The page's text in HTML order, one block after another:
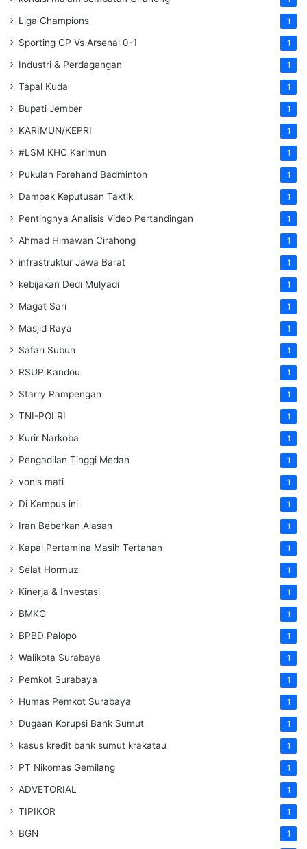
Liga Champions 1
Sporting CP Vs Arsenal 0-1 1
Industri & Perdagangan 1
Tapal Kuda 1
Bupati Jember 1
KARIMUN/KEPRI 1
#LSM KHC Karimun 1
Pukulan Forehand Badminton 1
Dampak Keputusan Taktik 1
Pentingnya Analisis Video Pertandingan 1
Ahmad Himawan Cirahong 1
infrastruktur Jawa Barat 1
kebijakan Dedi Mulyadi 1
Magat Sari 1
Masjid Raya 1
Safari Subuh 1
RSUP Kandou 1
Starry Rampengan 1
TNI-POLRI 1
Kurir Narkoba 1
Pengadilan Tinggi Medan 1
vonis mati 1
Di Kampus ini 1
Iran Beberkan Alasan 1
Kapal Pertamina Masih Tertahan 1
Selat Hormuz 1
Kinerja & Investasi 1
BMKG 1
BPBD Palopo 1
Walikota Surabaya 1
Pemkot Surabaya 1
Humas Pemkot Surabaya 1
Dugaan Korupsi Bank Sumut 1
kasus kredit bank sumut krakatau 1
PT Nikomas Gemilang 1
ADVETORIAL 1
TIPIKOR 1
BGN 1